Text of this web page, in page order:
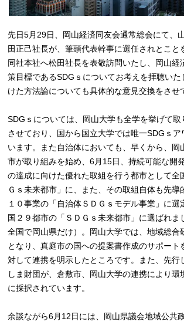
先日5月29日、岡山経済同友会通常総会にて、
田正己社長が、筆頭代表幹事に選任されとこと
同社本社へ松田社長を表敬訪問いたし、岡山経
策目標であるSDGｓについてお考えを拝聴いた
けた方法論についても具体的な意見交換をさせ
SDGｓについては、岡山大学も全学を挙げて取
させており、国から国立大学では唯一SDGｓア
います。また自治体においても、早くから、岡
市が取り組みを始め、6月15日、持続可能な開
の達成に向けた優れた取組を行う都市として全
Ｇｓ未来都市」に、また、その取組自体も先導
１０事業の「自治体ＳＤＧｓモデル事業」に選
国２９都市の「ＳＤＧｓ未来都市」に選ばれま
全国で岡山県だけ）。岡山大学では、地域総合
となり、真庭市の国への提案書作成のサポート
対して連携を明示したところです。また、先行
しま財団が、倉敷市、岡山大学の連携により環
に採択されています。
余談ながら6月12日には、岡山県議会地域公共